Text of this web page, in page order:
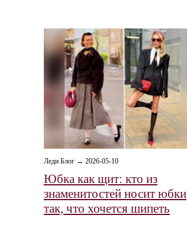
Леди Блог → 2026-05-10
Юбка как щит: кто из
знаменитостей носит юбки
так, что хочется шипеть